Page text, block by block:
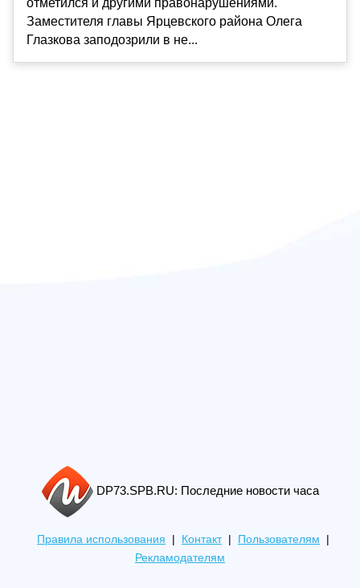
Заместителя главы Ярцевского района Олега
Глазкова заподозрили в не...
DP73.SPB.RU: Последние новости часа
Правила использования | Контакт| Пользователям |
Рекламодателям